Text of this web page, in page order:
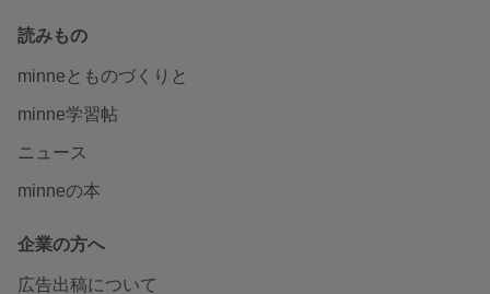
読みもの
minneとものづくりと
minne学習帖
ニュース
minneの本
企業の方へ
広告出稿について